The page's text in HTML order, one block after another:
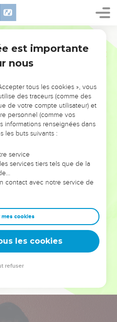
L’ÉVÉNEMENT
!
VOUS ÉVITER LES
?
moins les doutes, les erreurs
traversés, alors même que ce
ont façonnés.
entrepreneurs, et responsables
sagesse afin que leurs erreurs
vous guidiez un ministère, une
leur expérience est faite
est importante
nous
tous les cookies », vous
des traceurs (comme des
de votre compte utilisateur) et
personnel (comme vos
informations renseignées dans
les buts suivants :
service
services tiers tels que de la
contact avec notre service de
mes cookies
les cookies
refuser